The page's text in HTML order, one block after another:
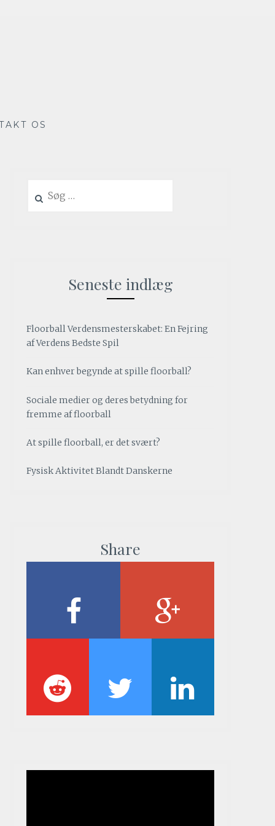
OS
Top gambling
personer, der
de gambling hjemmesider, der tilbyder et
flottere palette af farver end mange af
efter:
Seneste indlæg
Floorball Verdensmesterskabet: En Fejring
af Verdens Bedste Spil
Kan enhver begynde at spille floorball?
Sociale medier og deres betydning for
fremme af floorball
At spille floorball, er det svært?
Fysisk Aktivitet Blandt Danskerne
Share